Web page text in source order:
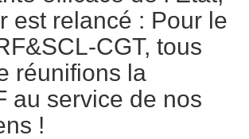
est relancé : Pour le
CGT, tous
réunifions la
au service de nos
!